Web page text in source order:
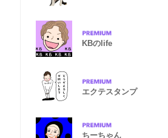
KBのlife
エクテスタンプ
ちーちゃん